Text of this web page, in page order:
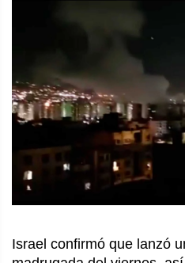
Israel confirmó que lanzó